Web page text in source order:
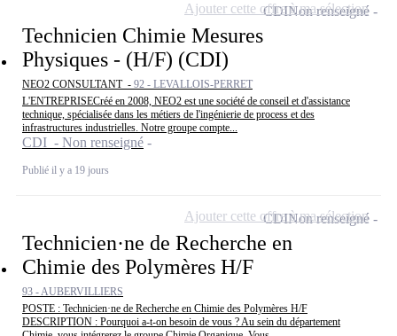
Technicien Chimie Mesures
Physiques - (H/F) (CDI)
NEO2 CONSULTANT - 92 - LEVALLOIS-PERRET
L'ENTREPRISECréé en 2008, NEO2 est une société de conseil et d'assistance
technique, spécialisée dans les métiers de l'ingénierie de process et des
infrastructures industrielles. Notre groupe compte...
CDI - Non renseigné
Publié il y a 19 jours
CDINon renseigné
Ajouter cette offre à ma sélection
Technicien·ne de Recherche en
Chimie des Polymères H/F
93 - AUBERVILLIERS
POSTE : Technicien·ne de Recherche en Chimie des Polymères H/F
DESCRIPTION : Pourquoi a-t-on besoin de vous ? Au sein du département
CDINon renseigné
Ajouter cette offre à ma sélection